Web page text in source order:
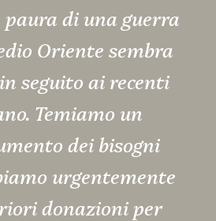
di una guerra
Oriente sembra
seguito ai recenti
Temiamo un
dei bisogni
urgentemente
donazioni per